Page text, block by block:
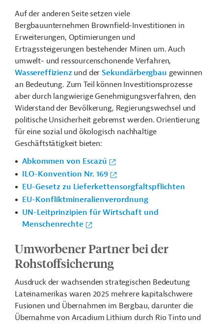
Auf der anderen Seite setzen viele
Bergbauunternehmen Brownfield-Investitionen in
Erweiterungen, Optimierungen und
Ertragssteigerungen bestehender Minen um. Auch
umwelt- und ressourcenschonende Verfahren,
Wassereffizienz und der Sekundärbergbau gewinnen
an Bedeutung. Zum Teil können Investitionsprozesse
aber durch langwierige Genehmigungsverfahren, den
Widerstand der Bevölkerung, Regierungswechsel und
politische Unsicherheit gebremst werden. Orientierung
für eine sozial und ökologisch nachhaltige
Geschäftstätigkeit bieten:
Abkommen von Escazú
ILO-Konvention Nr. 169
EU-Gesetz zu Lieferkettensorgfaltspflichten
EU-Konfliktmineralienverordnung
UN-Leitprinzipien für Wirtschaft und
Menschenrechte
Umworbener Partner bei der
Rohstoffsicherung
Ausdruck der wachsenden strategischen Bedeutung
Lateinamerikas waren 2025 mehrere kapitalschwere
Fusionen und Übernahmen im Bergbau, darunter die
Übernahme von Arcadium Lithium durch Rio Tinto und